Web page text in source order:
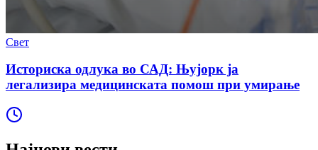
Свет
Историска одлука во САД: Њујорк ја
легализира медицинската помош при умирање